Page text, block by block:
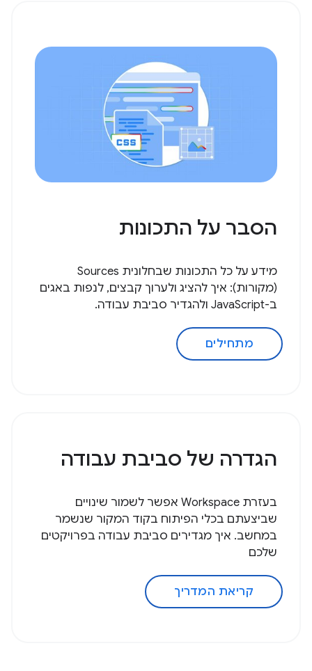
הסבר על התכונות
מידע על כל התכונות שבחלונית Sources
(מקורות): איך להציג ולערוך קבצים, לנפות באגים
ב-JavaScript ולהגדיר סביבת עבודה.
מתחילים
הגדרה של סביבת עבודה
בעזרת Workspace אפשר לשמור שינויים
שביצעתם בכלי הפיתוח בקוד המקור שנשמר
במחשב. איך מגדירים סביבת עבודה בפרויקטים
שלכם
קריאת המדריך